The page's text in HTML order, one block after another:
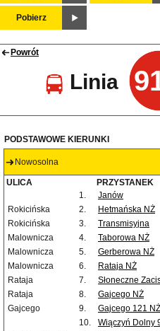
Pobierz
Powrót
Linia
PODSTAWOWE KIERUNKI
Nowosolna
ULICA PRZYSTANEK
1.
Janów
Rokicińska
2. Hetmańska NŻ
Rokicińska
3. Transmisyjna
Malownicza
4. Taborowa NŻ
Malownicza
5. Gerberowa NŻ
Malownicza
6. Rataja NŻ
Rataja
7. Słoneczne
Rataja
8. Gajcego NŻ
Gajcego
9. Gajcego 121 NŻ
10.
Wiączyń Dolny